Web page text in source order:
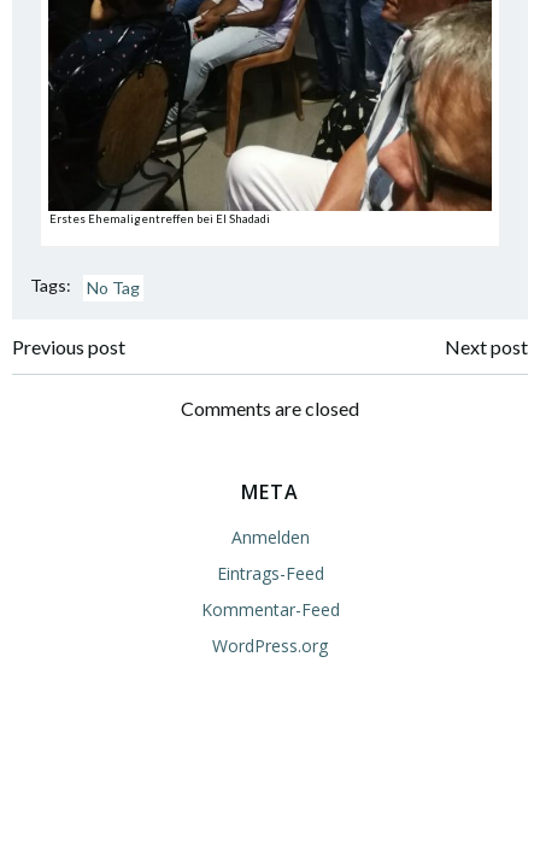
Erstes Ehemaligentreffen bei El Shadadi
Tags: No Tag
Post
navigation
Previous post
navigation
Next post
Comments are closed
META
Anmelden
Eintrags-Feed
Kommentar-Feed
WordPress.org